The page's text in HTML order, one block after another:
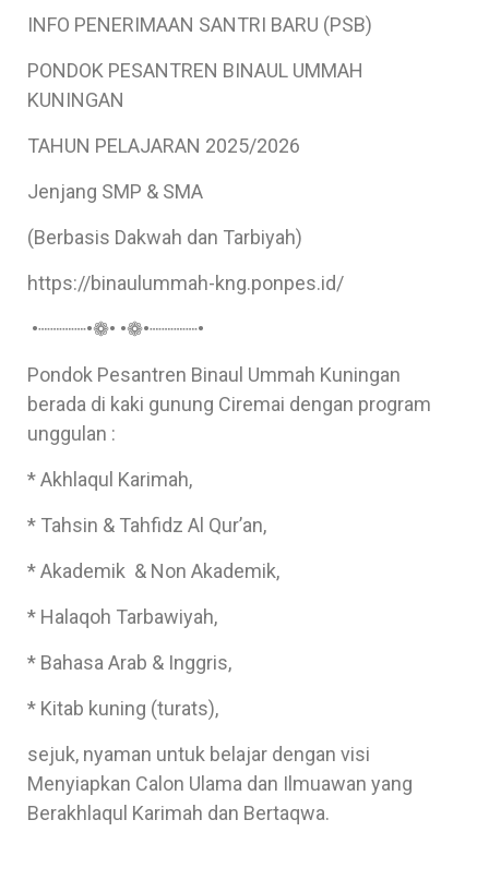
INFO PENERIMAAN SANTRI BARU (PSB)
PONDOK PESANTREN BINAUL UMMAH
KUNINGAN
TAHUN PELAJARAN 2025/2026
Jenjang SMP & SMA
(Berbasis Dakwah dan Tarbiyah)
https://binaulummah-kng.ponpes.id/
•┈┈┈┈•❁• •❁•┈┈┈┈•
Pondok Pesantren Binaul Ummah Kuningan
berada di kaki gunung Ciremai dengan program
unggulan :
* Akhlaqul Karimah,
* Tahsin & Tahfidz Al Qur’an,
* Akademik & Non Akademik,
* Halaqoh Tarbawiyah,
* Bahasa Arab & Inggris,
* Kitab kuning (turats),
sejuk, nyaman untuk belajar dengan visi
Menyiapkan Calon Ulama dan Ilmuawan yang
Berakhlaqul Karimah dan Bertaqwa.